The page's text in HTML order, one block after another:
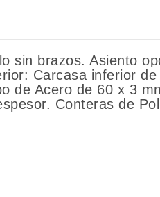
sin brazos. Asiento
Carcasa inferior
de Acero de 60 x 3
Conteras de